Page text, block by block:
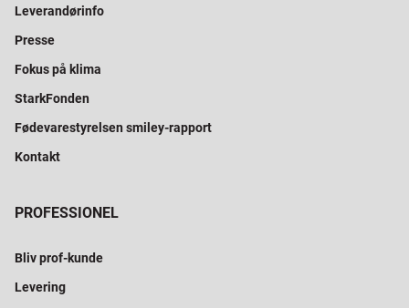
Leverandørinfo
Presse
Fokus på klima
StarkFonden
Fødevarestyrelsen smiley-rapport
Kontakt
PROFESSIONEL
Bliv prof-kunde
Levering